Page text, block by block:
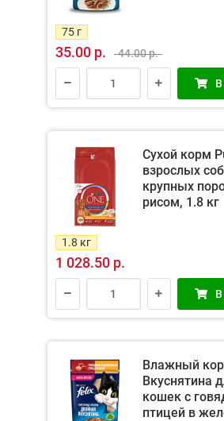
75 г
35.00 р. 44.00 р.
Сухой корм
взрослых
крупных
рисом, 1.8 кг
1.8 кг
1 028.50 р.
Влажный
Вкуснятина
кошек с
птицей в